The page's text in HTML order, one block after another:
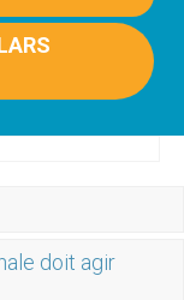
doit agir